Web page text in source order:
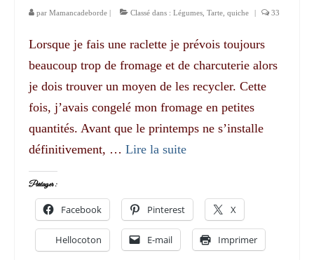
par Mamancadeborde | Classé dans : Légumes Tarte, quiche | 33
Lorsque je fais une raclette je prévois toujours
beaucoup trop de fromage et de charcuterie alors
je dois trouver un moyen de les recycler. Cette
fois, j’avais congelé mon fromage en petites
quantités. Avant que le printemps ne s’installe
définitivement, … Lire la suite­­
Partager :
Facebook Pinterest X
Hellocoton E-mail Imprimer